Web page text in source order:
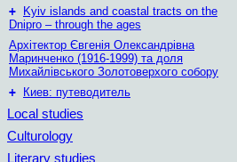
+
Kyiv islands and coastal tracts on the
Dnipro – through the ages
Архітектор Євгенія Олександрівна
Маринченко (1916-1999) та доля
Михайлівського Золотоверхого собору
+
Киев: путеводитель
Local studies
Culturology
Literary studies